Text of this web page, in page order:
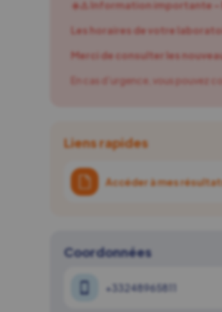
☀️⚠️ Information importante –
Les horaires de votre
Merci de consulter les
En cas d’urgence, vous pouvez
Liens rapides
Accéder à mes
Coordonnées
+33248965811